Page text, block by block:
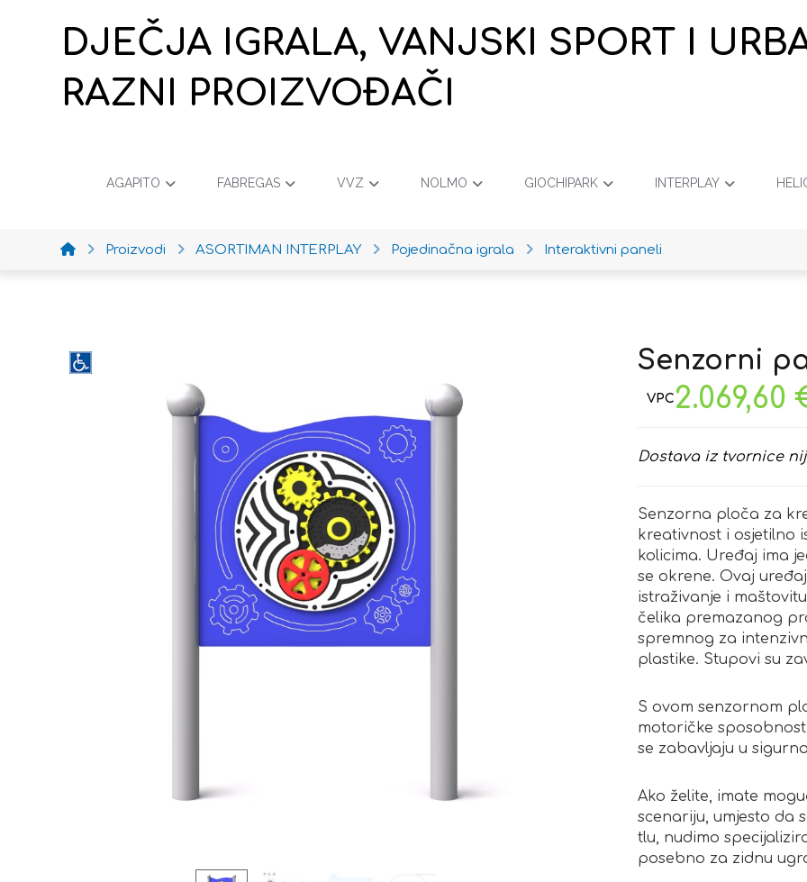
DJEČJA IGRALA, VANJSKI SPORT I
RAZNI PROIZVOĐAČI
AGAPITO FABREGAS VVZ NOLMO GIOCHIPARK INTERPLAY
Proizvodi ASORTIMAN INTERPLAY Pojedinačna igrala Interaktivni paneli
Senzorni
2.069,60
Dostava iz tvornice
Senzorna ploča za
kreativnost i osjetilno
kolicima. Uređaj ima
se okrene. Ovaj
istraživanje i
čelika premazanog
spremnog za
plastike. Stupovi su
S ovom senzornom
motoričke
se zabavljaju u
Ako želite, imate
scenariju, umjesto da
tlu, nudimo
posebno za zidnu